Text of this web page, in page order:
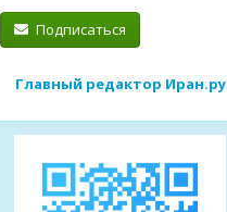
Подписаться
Главный редактор Иран.ру